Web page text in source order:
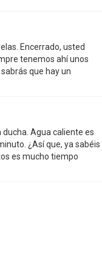
Encerrado, usted
tenemos ahí unos
que hay un
Agua caliente es
¿Así que, ya sabéis
es mucho tiempo